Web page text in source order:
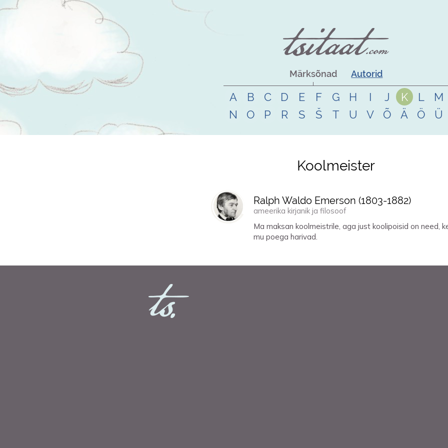
Märksõnad Autorid
A B C D E F G H I J K L
M
N
O P R S Š T U V Õ Ä Ö Ü
Koolmeister
Ralph Waldo Emerson (1803-1882)
ameerika kirjanik ja filosoof
Ma maksan koolmeistrile, aga just koolipoisid on need,
mu poega harivad.